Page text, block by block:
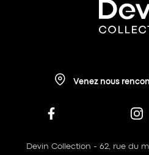
Venez nous
Devin Collection - 62, rue du